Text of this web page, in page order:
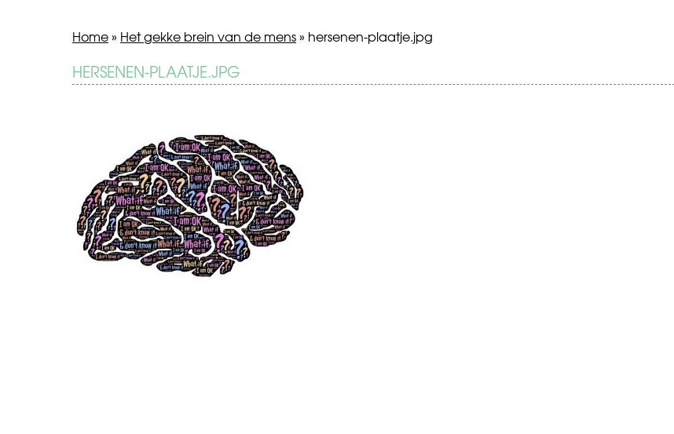
Home» Het gekke brein van de mens» hersenen-plaatje.jpg
HERSENEN-PLAATJE.JPG
BERICHT
NAVIGATIE
Het
gekke